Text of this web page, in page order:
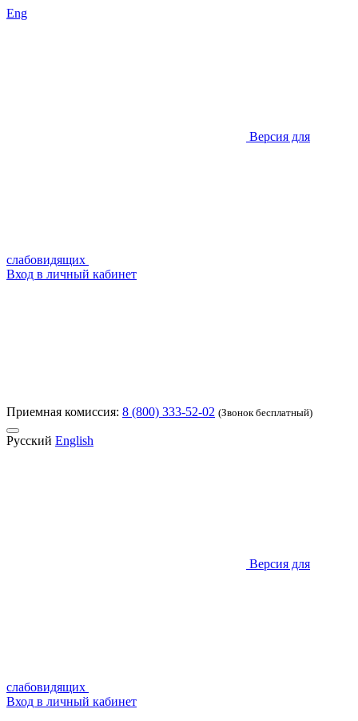
Eng
Версия для
слабовидящих
Вход в личный кабинет
Приемная комиссия: 8 (800) 333-52-02 (Звонок бесплатный)
Русский English
Версия для
слабовидящих
Вход в личный кабинет